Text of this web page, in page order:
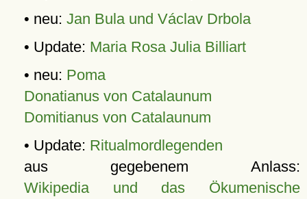
• neu: Jan Bula und Václav Drbola
• Update: Maria Rosa Julia Billiart
• neu: Poma
Donatianus von Catalaunum
Domitianus von Catalaunum
• Update: Ritualmordlegenden
aus gegebenem Anlass:
Wikipedia und das Ökumenische